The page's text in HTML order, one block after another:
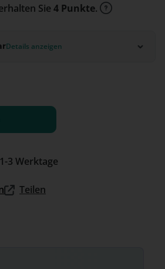
Sie 4 Punkte.
Details anzeigen
3 Werktage
den gewünschten
Teilen